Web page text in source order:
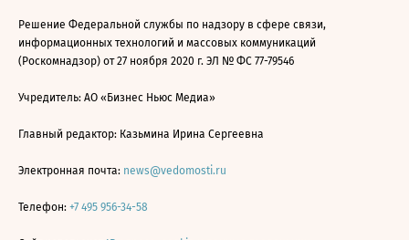
Решение Федеральной службы по надзору в сфере связи,
информационных технологий и массовых коммуникаций
(Роскомнадзор) от 27 ноября 2020 г. ЭЛ № ФС 77-79546
Учредитель: АО «Бизнес Ньюс Медиа»
Главный редактор: Казьмина Ирина Сергеевна
Электронная почта: news@vedomosti.ru
Телефон: +7 495 956-34-58